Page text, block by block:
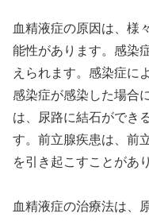
血精液症の原因は、様
能性があります。感染
えられます。感染症に
感染症が感染した場合
は、尿路に結石ができ
す。前立腺疾患は、前
を引き起こすことがあ
血精液症の治療法は、